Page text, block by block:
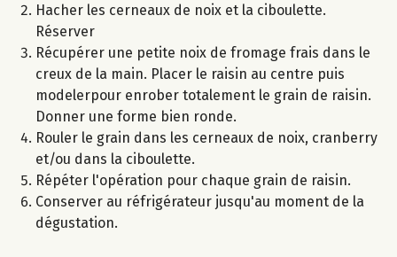
Hacher les cerneaux de noix et la ciboulette.
Réserver
Récupérer une petite noix de fromage frais dans le
creux de la main. Placer le raisin au centre puis
modelerpour enrober totalement le grain de raisin.
Donner une forme bien ronde.
Rouler le grain dans les cerneaux de noix, cranberry
et/ou dans la ciboulette.
Répéter l'opération pour chaque grain de raisin.
Conserver au réfrigérateur jusqu'au moment de la
dégustation.